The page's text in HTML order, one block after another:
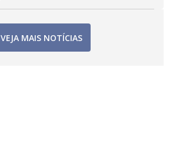
VEJA MAIS NOTÍCIAS